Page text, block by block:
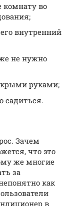
комнату во
внутренний
не нужно
руками;
садиться.
Зачем
что это
же многие
за
как
в